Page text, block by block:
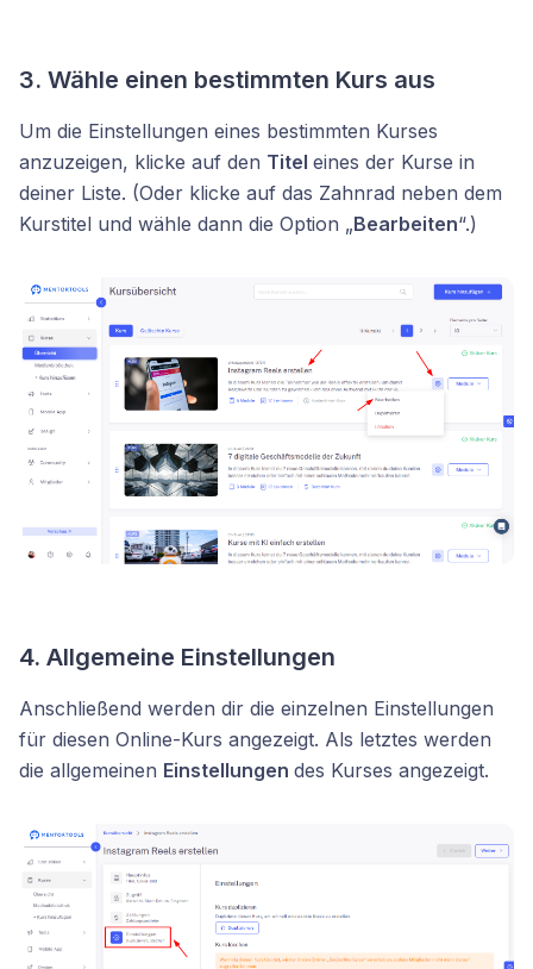
3. Wähle einen bestimmten Kurs aus
Um die Einstellungen eines bestimmten Kurses
anzuzeigen, klicke auf den Titel eines der Kurse in
deiner Liste. (Oder klicke auf das Zahnrad neben dem
Kurstitel und wähle dann die Option „Bearbeiten“.)
4. Allgemeine Einstellungen
Anschließend werden dir die einzelnen Einstellungen
für diesen Online-Kurs angezeigt. Als letztes werden
die allgemeinen Einstellungen des Kurses angezeigt.